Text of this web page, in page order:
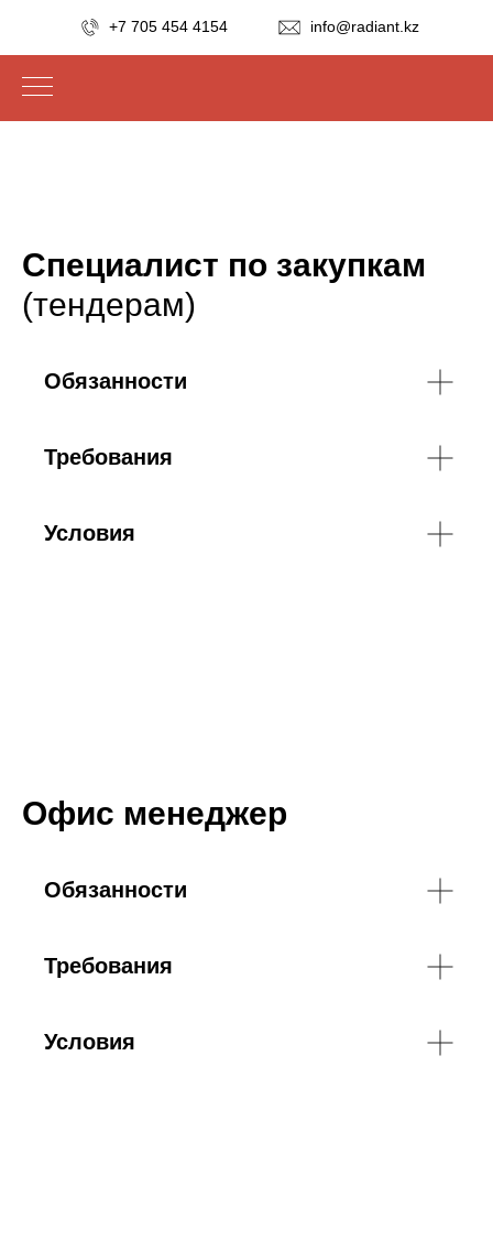
+7 705 454 4154 info@radiant.kz
Специалист по закупкам
(тендерам)
Обязанности
Требования
Условия
Офис менеджер
Обязанности
Требования
Условия